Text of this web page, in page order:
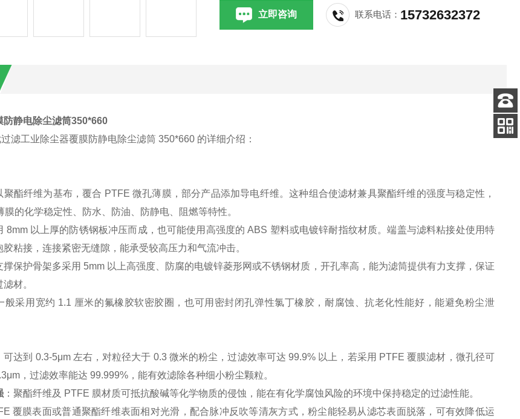
立即咨询 联系电话： 15732632372
防静电除尘滤筒350*660
滤工业除尘器覆膜防静电除尘滤筒 350*660 的详细介绍：
聚酯纤维为基布，覆合 PTFE 微孔薄膜，部分产品添加导电纤维。这种组合使滤材兼具聚酯纤维的强度与稳定性，
膜的化学稳定性、防水、防油、防静电、阻燃等特性。
8mm 以上厚的防锈钢板冲压而成，也可能使用高强度的 ABS 塑料或电镀锌耐指纹材质。端盖与滤料粘接处使用特
粘接，连接紧密无缝隙，能承受较高压力和气流冲击。
撑保护骨架多采用 5mm 以上高强度、防腐的电镀锌菱形网或不锈钢材质，开孔率高，能为滤筒提供有力支撑，保证
材。
般采用宽约 1.1 厘米的氟橡胶软密胶圈，也可用密封闭孔弹性氯丁橡胶，耐腐蚀、抗老化性能好，能避免粉尘泄
可达到 0.3-5μm 左右，对粒径大于 0.3 微米的粉尘，过滤效率可达 99.9% 以上，若采用 PTFE 覆膜滤材，微孔径可
，过滤效率能达 99.999%，能有效滤除各种细小粉尘颗粒。
：聚酯纤维及 PTFE 膜材质可抵抗酸碱等化学物质的侵蚀，能在有化学腐蚀风险的环境中保持稳定的过滤性能。
覆膜表面或普通聚酯纤维表面相对光滑，配合脉冲反吹等清灰方式，粉尘能轻易从滤芯表面脱落，可有效降低运
客服
电话